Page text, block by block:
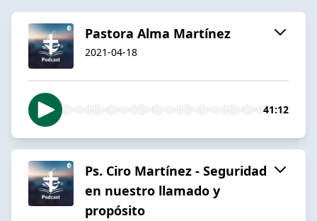
Pastora Alma Martínez
2021-04-18
41:12
Ps. Ciro Martínez - Seguridad
en nuestro llamado y
propósito